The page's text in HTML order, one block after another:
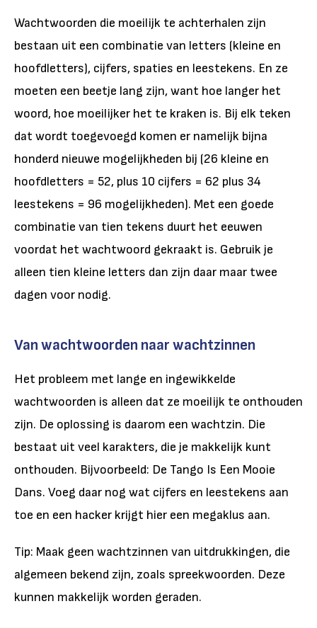
Wachtwoorden die moeilijk te achterhalen zijn
bestaan uit een combinatie van letters (kleine en
hoofdletters), cijfers, spaties en leestekens. En ze
moeten een beetje lang zijn, want hoe langer het
woord, hoe moeilijker het te kraken is. Bij elk teken
dat wordt toegevoegd komen er namelijk bijna
honderd nieuwe mogelijkheden bij (26 kleine en
hoofdletters = 52, plus 10 cijfers = 62 plus 34
leestekens = 96 mogelijkheden). Met een goede
combinatie van tien tekens duurt het eeuwen
voordat het wachtwoord gekraakt is. Gebruik je
alleen tien kleine letters dan zijn daar maar twee
dagen voor nodig.
Van wachtwoorden naar wachtzinnen
Het probleem met lange en ingewikkelde
wachtwoorden is alleen dat ze moeilijk te onthouden
zijn. De oplossing is daarom een wachtzin. Die
bestaat uit veel karakters, die je makkelijk kunt
onthouden. Bijvoorbeeld: De Tango Is Een Mooie
Dans. Voeg daar nog wat cijfers en leestekens aan
toe en een hacker krijgt hier een megaklus aan.
Tip: Maak geen wachtzinnen van uitdrukkingen, die
algemeen bekend zijn, zoals spreekwoorden. Deze
kunnen makkelijk worden geraden.